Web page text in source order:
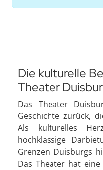
Die kulturelle
Theater
Das Theater
Geschichte zurück,
Als kulturelles
hochklassige
Grenzen Duisburgs
Das Theater hat